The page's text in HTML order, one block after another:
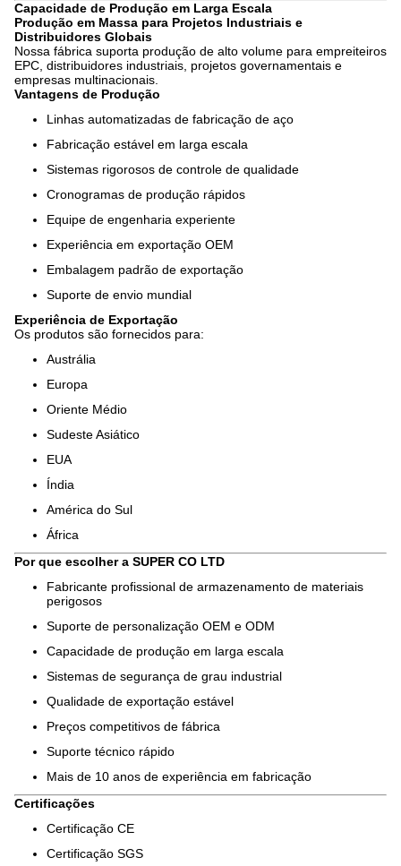
Capacidade de Produção em Larga Escala
Produção em Massa para Projetos Industriais e
Distribuidores Globais
Nossa fábrica suporta produção de alto volume para empreiteiros
EPC, distribuidores industriais, projetos governamentais e
empresas multinacionais.
Vantagens de Produção
Linhas automatizadas de fabricação de aço
Fabricação estável em larga escala
Sistemas rigorosos de controle de qualidade
Cronogramas de produção rápidos
Equipe de engenharia experiente
Experiência em exportação OEM
Embalagem padrão de exportação
Suporte de envio mundial
Experiência de Exportação
Os produtos são fornecidos para:
Austrália
Europa
Oriente Médio
Sudeste Asiático
EUA
Índia
América do Sul
África
Por que escolher a SUPER CO LTD
Fabricante profissional de armazenamento de materiais
perigosos
Suporte de personalização OEM e ODM
Capacidade de produção em larga escala
Sistemas de segurança de grau industrial
Qualidade de exportação estável
Preços competitivos de fábrica
Suporte técnico rápido
Mais de 10 anos de experiência em fabricação
Certificações
Certificação CE
Certificação SGS